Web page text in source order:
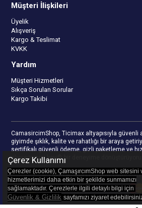
Müşteri İlişkileri
Üyelik
Alışveriş
Kargo & Teslimat
KVKK
Yardım
Müşteri Hizmetleri
Sıkça Sorulan Sorular
Kargo Takibi
CamasircimShop, Ticimax altyapısıyla güvenli
giyimde şıklık, kalite ve rahatlığı bir araya
sertifikalı güvenli ödeme, gizli paketleme ve
alışverişinizi keyifli bir deneyime
© 2023camasircimshop.com- Tüm
Çerez Kullanımı
Çerezler (cookie), ÇamaşırcımShop web sitesini
hizmetlerimizi daha etkin bir şekilde sunmamızı
sağlamaktadır. Çerezlerle ilgili detaylı bilgi için
Güvenlik & Gizlilik sayfamızı ziyaret